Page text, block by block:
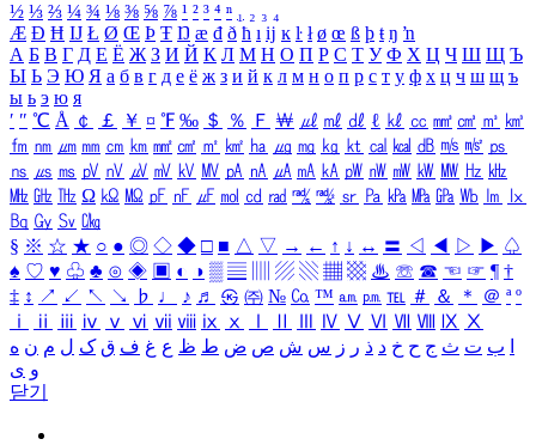
½ ⅓ ⅔ ¼ ¾ ⅛ ⅜ ⅝ ⅞ ¹ ² ³ ⁴ ⁿ ₁ ₂ ₃ ₄
Æ Ð Ħ Ĳ Ł Ø Œ Þ Ŧ Ŋ æ đ ð ħ ı ĳ ĸ ŀ ł ø œ ß þ ŧ ŋ ŉ
А Б В Г Д Е Ё Ж З И Й К Л М Н О П Р С Т У Ф Х Ц Ч Ш Щ Ъ
Ы Ь Э Ю Я а б в г д е ё ж з и й к л м н о п р с т у ф х ц ч ш щ ъ
ы ь э ю я
′ ″ ℃ Å ￠ ￡ ￥ ¤ ℉ ‰ ＄ ％ Ｆ ￦ ㎕ ㎖ ㎗ ℓ ㎘ ㏄ ㎣ ㎤ ㎥ ㎦
㎙ ㎚ ㎛ ㎜ ㎝ ㎞ ㎟ ㎠ ㎡ ㎢ ㏊ ㎍ ㎎ ㎏ ㏏ ㎈ ㎉ ㏈ ㎧ ㎨ ㎰
㎱ ㎲ ㎳ ㎴ ㎵ ㎶ ㎷ ㎸ ㎹ ㎀ ㎁ ㎂ ㎃ ㎄ ㎺ ㎻ ㎽ ㎾ ㎿ ㎐ ㎑
㎒ ㎓ ㎔ Ω ㏀ ㏁ ㎊ ㎋ ㎌ ㏖ ㏅ ㎭ ㎮ ㎯ ㏛ ㎩ ㎪ ㎫ ㎬ ㏝ ㏐
㏓
㏃ ㏉ ㏜ ㏆
§ ※ ☆ ★ ○ ● ◎ ◇ ◆ □ ■ △ ▽ → ← ↑ ↓ ↔ 〓 ◁ ◀ ▷ ▶ ♤
♠ ♡ ♥ ♧ ♣ ⊙ ◈ ▣ ◐ ◑ ▒ ▤ ▨ ▧ ▦ ▩ ♨ ☏ ☎ ☜ ☞ ¶ †
‡ ↕ ↗ ↙ ↖ ↘ ♭ ♩ ♪ ♬ ㉿ ㈜ № ㏇ ™ ㏂ ㏘ ℡ ＃ ＆ ＊ ＠ ª º
ⅰ
ⅱ ⅲ ⅳ ⅴ ⅵ ⅶ ⅷ ⅸ ⅹ Ⅳ Ⅴ Ⅵ Ⅶ Ⅷ Ⅸ Ⅹ
ب ت ث ج ح خ د ذ ر ز س ش ص ض ط ظ ع غ ف ق ک ل م ن ه
و ی
닫기